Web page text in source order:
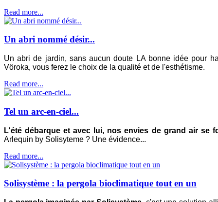
Read more...
Un abri nommé désir...
Un abri de jardin, sans aucun doute LA bonne idée pour
Vöroka, vous ferez le choix de la qualité et de l'esthétisme.
Read more...
Tel un arc-en-ciel...
L'été débarque et avec lui, nos envies de grand air se
Arlequin by Solisyteme ? Une évidence...
Read more...
Solisystème : la pergola bioclimatique tout en un